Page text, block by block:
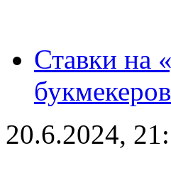
Ставки на
букмекеров
20.6.2024,